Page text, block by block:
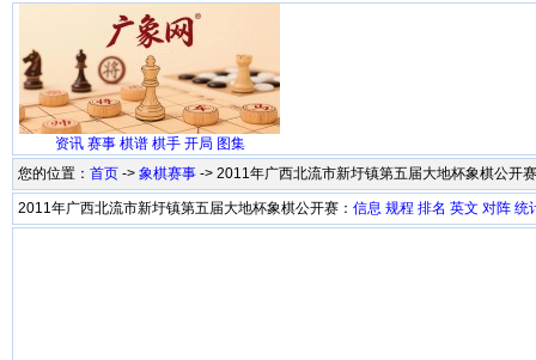
资讯 赛事 棋谱 棋手 开局 图集
您的位置： 首页 -> 象棋赛事 -> 2011年广西北流市新圩镇第五届大地杯象棋公开
2011年广西北流市新圩镇第五届大地杯象棋公开赛： 信息 规程 排名 英文 对阵 统